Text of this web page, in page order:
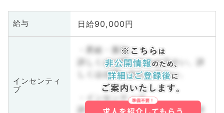
給与 日給90,000円
インセンティ
ブ
・昇給・賞与
詳しくはお問い合わせ下さい。詳
しくはお問い合わせ下さい。
・インセンティブ
詳しくはお問い合わせ下さい。詳